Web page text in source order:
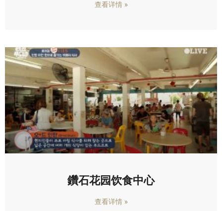
查看详情 »
鑽石花园饮食中心
查看详情 »